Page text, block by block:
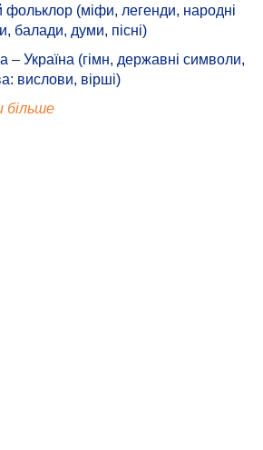
фольклор (міфи, легенди, народні
балади, думи, пісні)
– Україна (гімн, державні символи,
вислови, вірші)
більше